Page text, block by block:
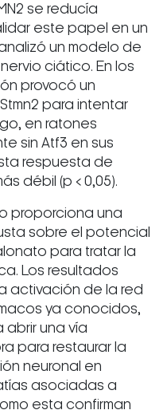
se reducía
este papel en un
un modelo de
ciático. En los
provocó un
para intentar
en ratones
sin Atf3 en sus
respuesta de
débil (p < 0,05).
proporciona una
sobre el potencial
para tratar la
Los resultados
activación de la red
ya conocidos,
abrir una vía
para restaurar la
neuronal en
asociadas a
esta confirman